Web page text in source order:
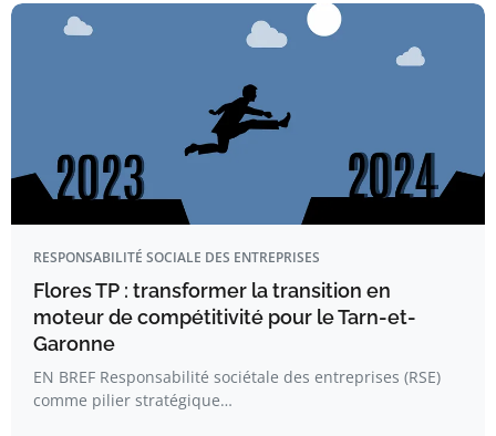
RESPONSABILITÉ SOCIALE DES ENTREPRISES
Flores TP : transformer la transition en
moteur de compétitivité pour le Tarn-et-
Garonne
EN BREF Responsabilité sociétale des entreprises (RSE)
comme pilier stratégique…